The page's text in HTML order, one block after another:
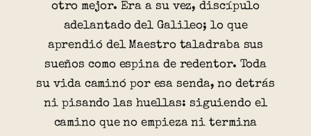
otro mejor. Era a su vez, discípulo
adelantado del Galileo; lo que
aprendió del Maestro taladraba sus
sueños como espina de redentor. Toda
su vida caminó por esa senda, no detrás
ni pisando las huellas: siguiendo el
camino que no empieza ni termina